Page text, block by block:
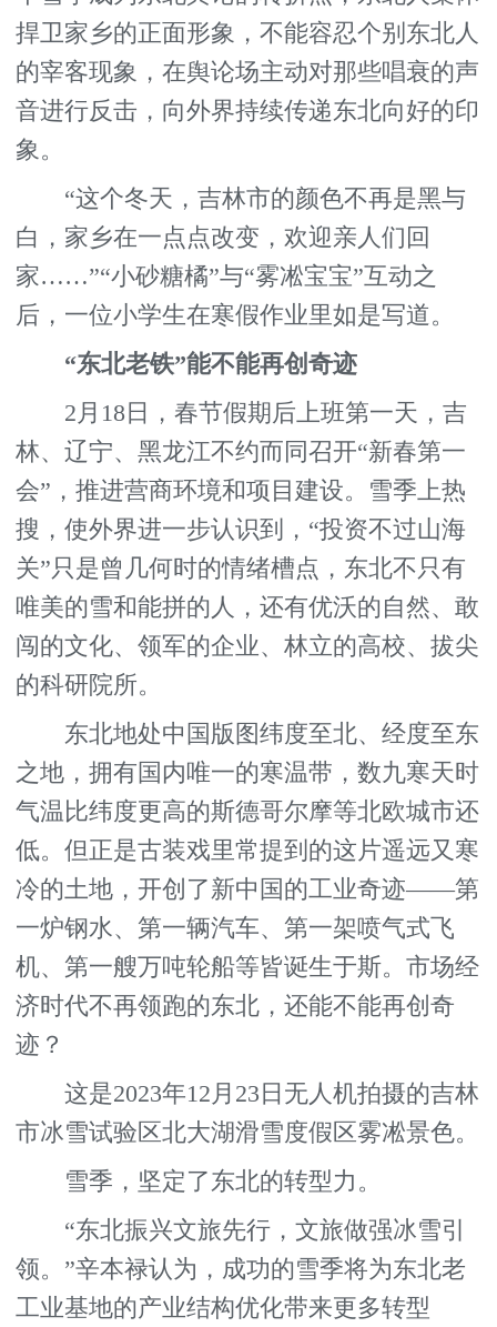
捍卫家乡的正面形象，不能容忍个别东北人
的宰客现象，在舆论场主动对那些唱衰的声
音进行反击，向外界持续传递东北向好的印
象。
“这个冬天，吉林市的颜色不再是黑与
白，家乡在一点点改变，欢迎亲人们回
家……”“小砂糖橘”与“雾凇宝宝”互动之
后，一位小学生在寒假作业里如是写道。
“东北老铁”能不能再创奇迹
2月18日，春节假期后上班第一天，吉
林、辽宁、黑龙江不约而同召开“新春第一
会”，推进营商环境和项目建设。雪季上热
搜，使外界进一步认识到，“投资不过山海
关”只是曾几何时的情绪槽点，东北不只有
唯美的雪和能拼的人，还有优沃的自然、敢
闯的文化、领军的企业、林立的高校、拔尖
的科研院所。
东北地处中国版图纬度至北、经度至东
之地，拥有国内唯一的寒温带，数九寒天时
气温比纬度更高的斯德哥尔摩等北欧城市还
低。但正是古装戏里常提到的这片遥远又寒
冷的土地，开创了新中国的工业奇迹——第
一炉钢水、第一辆汽车、第一架喷气式飞
机、第一艘万吨轮船等皆诞生于斯。市场经
济时代不再领跑的东北，还能不能再创奇
迹？
这是2023年12月23日无人机拍摄的吉林
市冰雪试验区北大湖滑雪度假区雾凇景色。
雪季，坚定了东北的转型力。
“东北振兴文旅先行，文旅做强冰雪引
领。”辛本禄认为，成功的雪季将为东北老
工业基地的产业结构优化带来更多转型